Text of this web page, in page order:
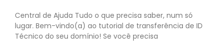
Central de Ajuda Tudo o que precisa saber, num só
lugar. Bem-vindo(a) ao tutorial de transferência de ID
Técnico do seu domínio! Se você precisa